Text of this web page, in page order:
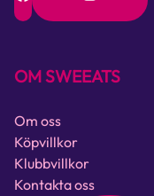
OM SWEEATS
Om oss
Köpvillkor
Klubbvillkor
Kontakta oss